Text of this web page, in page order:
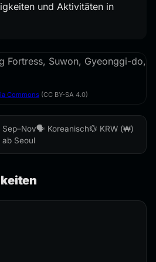
und Aktivitäten in
Commons (CC BY-SA 4.0)
🗣️ Koreanisch💱 KRW (₩)
ab Seoul